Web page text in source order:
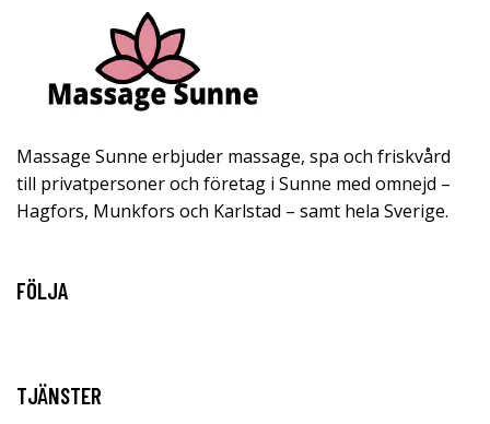
Massage Sunne erbjuder massage, spa och friskvård
till privatpersoner och företag i Sunne med omnejd –
Hagfors, Munkfors och Karlstad – samt hela Sverige.
FÖLJA
TJÄNSTER